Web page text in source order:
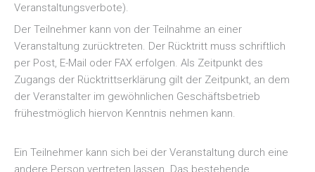
Veranstaltungsverbote).
Der Teilnehmer kann von der Teilnahme an einer
Veranstaltung zurücktreten. Der Rücktritt muss schriftlich
per Post, E-Mail oder FAX erfolgen. Als Zeitpunkt des
Zugangs der Rücktrittserklärung gilt der Zeitpunkt, an dem
der Veranstalter im gewöhnlichen Geschäftsbetrieb
frühestmöglich hiervon Kenntnis nehmen kann.
Ein Teilnehmer kann sich bei der Veranstaltung durch eine
andere Person vertreten lassen. Das bestehende